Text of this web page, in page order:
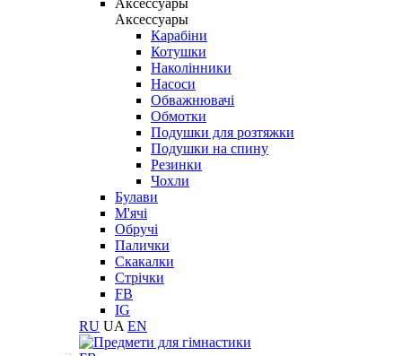
Аксессуары
Аксессуары
Карабіни
Котушки
Наколінники
Насоси
Обважнювачі
Обмотки
Подушки для розтяжки
Подушки на спину
Резинки
Чохли
Булави
М'ячі
Обручі
Палички
Скакалки
Стрічки
FB
IG
RU UA EN